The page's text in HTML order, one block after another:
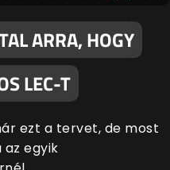
ARRA, HOGY
LEC-T
ezt a tervet, de most
egyik